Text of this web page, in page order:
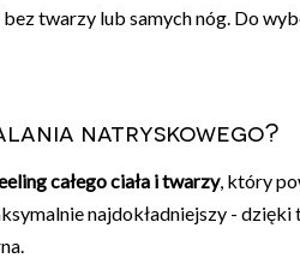
bez twarzy lub samych nóg. Do
natryskowego?
całego ciała i twarzy, który
najdokładniejszy - dzięki